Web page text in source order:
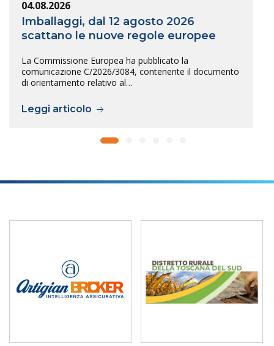
04.08.2026
Imballaggi, dal 12 agosto 2026
scattano le nuove regole europee
La Commissione Europea ha pubblicato la
comunicazione C/2026/3084, contenente il documento
di orientamento relativo al…
Leggi articolo